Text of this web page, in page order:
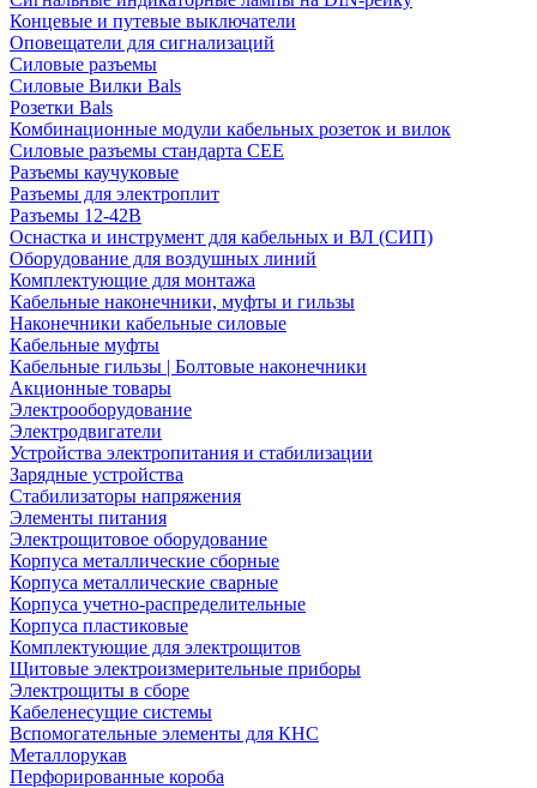
Концевые и путевые выключатели
Оповещатели для сигнализаций
Силовые разъемы
Силовые Вилки Bals
Розетки Bals
Комбинационные модули кабельных розеток и вилок
Силовые разъемы стандарта CEE
Разъемы каучуковые
Разъемы для электроплит
Разъемы 12-42В
Оснастка и инструмент для кабельных и ВЛ (СИП)
Оборудование для воздушных линий
Комплектующие для монтажа
Кабельные наконечники, муфты и гильзы
Наконечники кабельные силовые
Кабельные муфты
Кабельные гильзы | Болтовые наконечники
Акционные товары
Электрооборудование
Электродвигатели
Устройства электропитания и стабилизации
Зарядные устройства
Стабилизаторы напряжения
Элементы питания
Электрощитовое оборудование
Корпуса металлические сборные
Корпуса металлические сварные
Корпуса учетно-распределительные
Корпуса пластиковые
Комплектующие для электрощитов
Щитовые электроизмерительные приборы
Электрощиты в сборе
Кабеленесущие системы
Вспомогательные элементы для КНС
Металлорукав
Перфорированные короба